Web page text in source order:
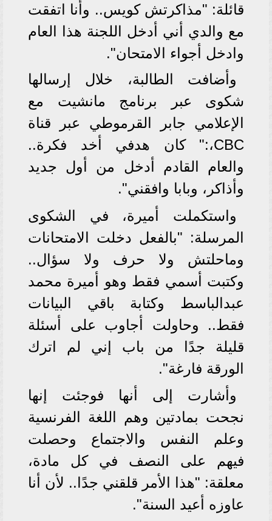
قائلة: "مذاكرتش كويس.. وأنا اتفقت
مع والدي أني أدخل اللجنة هذا العام
وادخل أجواء الامتحان".
وأضافت الطالبة، خلال إرسالها
شكوى عبر برنامج مانشيت مع
الإعلامي جابر القرموطي عبر قناة
CBC،:" كان هدفي أخد فكرة..
والعام القادم أدخل من أول جديد
وأذاكر، وبابا وافقني".
واستكملت أميرة، في الشكوى
المرسلة: "بالفعل دخلت الامتحانات
وماحلتش ولا حرف ولا سؤال..
وكتبت أسمي فقط وهو أميرة محمد
عبدالباسط وكتابة باقي البيانات
فقط.. وحاولت أجاوب على أسئلة
قليلة جدًا من باب إني لم اترك
الورقة فارغة".
وأشارت إلى أنها فوجئت إنها
نجحت بمادتين وهم اللغة الفرنسية
وعلم النفس والاجتماع وحصلت
فيهم على النصف في كل مادة،
معلقة: "هذا الأمر قلقني جدًا.. لأن أنا
عاوزه أعيد السنة".